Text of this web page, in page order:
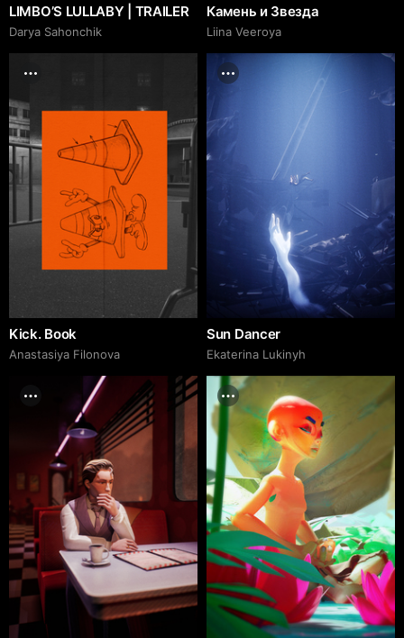
LIMBO’S LULLABY | TRAILER
Darya Sahonchik
Камень и Звезда
Liina Veeroya
Kick. Book
Anastasiya Filonova
Sun Dancer
Ekaterina Lukinyh